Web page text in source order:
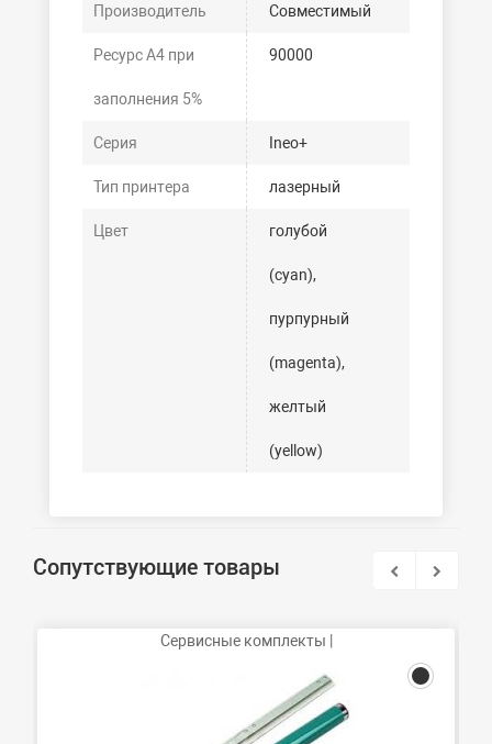
Производитель Совместимый
Ресурс А4 при
заполнения 5%
90000
Серия Ineo+
Тип принтера лазерный
Цвет голубой
(cyan),
пурпурный
(magenta),
желтый
(yellow)
Сопутствующие товары
Сервисные комплекты |